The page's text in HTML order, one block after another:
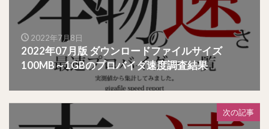
2022年7月8日
2022年07月版 ダウンロードファイルサイズ
100MB～1GBのプロバイダ速度調査結果
次の記事